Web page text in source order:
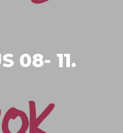
08- 11.